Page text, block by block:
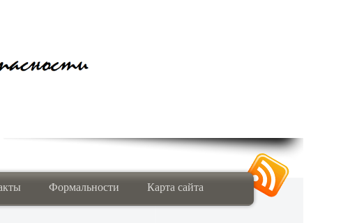
Формальности Карта сайта